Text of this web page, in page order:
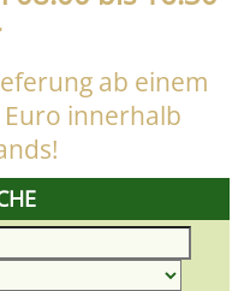
ab einem
innerhalb